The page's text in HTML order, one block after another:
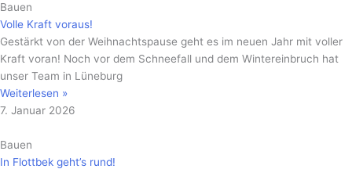
Bauen
Volle Kraft voraus!
Gestärkt von der Weihnachtspause geht es im neuen Jahr mit voller
Kraft voran! Noch vor dem Schneefall und dem Wintereinbruch hat
unser Team in Lüneburg
Weiterlesen »
7. Januar 2026
Bauen
In Flottbek geht’s rund!